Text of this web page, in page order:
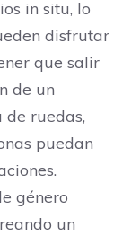
in situ, lo
disfrutar
que salir
de un
ruedas,
puedan
género
un